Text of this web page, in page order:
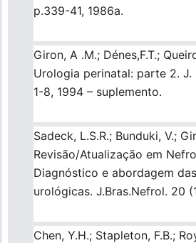
p.339-41, 1986a.
Giron, A .M.; Dénes,F.T.;
Urologia perinatal: parte 2. J.
1-8, 1994 – suplemento.
Sadeck, L.S.R.; Bunduki, V.;
Revisão/Atualização em
Diagnóstico e abordagem
urológicas. J.Bras.Nefrol. 20
Chen, Y.H.; Stapleton, F.B.;